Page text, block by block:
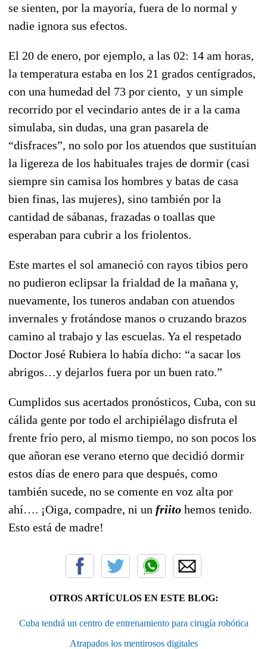
se sienten, por la mayoría, fuera de lo normal y
nadie ignora sus efectos.
El 20 de enero, por ejemplo, a las 02: 14 am horas,
la temperatura estaba en los 21 grados centígrados,
con una humedad del 73 por ciento, y un simple
recorrido por el vecindario antes de ir a la cama
simulaba, sin dudas, una gran pasarela de
“disfraces”, no solo por los atuendos que sustituían
la ligereza de los habituales trajes de dormir (casi
siempre sin camisa los hombres y batas de casa
bien finas, las mujeres), sino también por la
cantidad de sábanas, frazadas o toallas que
esperaban para cubrir a los friolentos.
Este martes el sol amaneció con rayos tibios pero
no pudieron eclipsar la frialdad de la mañana y,
nuevamente, los tuneros andaban con atuendos
invernales y frotándose manos o cruzando brazos
camino al trabajo y las escuelas. Ya el respetado
Doctor José Rubiera lo había dicho: “a sacar los
abrigos…y dejarlos fuera por un buen rato.”
Cumplidos sus acertados pronósticos, Cuba, con su
cálida gente por todo el archipiélago disfruta el
frente frío pero, al mismo tiempo, no son pocos los
que añoran ese verano eterno que decidió dormir
estos días de enero para que después, como
también sucede, no se comente en voz alta por
ahí…. ¡Oiga, compadre, ni un friito hemos tenido.
Esto está de madre!
OTROS ARTÍCULOS EN ESTE BLOG:
Cuba tendrá un centro de entrenamiento para cirugía robótica
Atrapados los mentirosos digitales